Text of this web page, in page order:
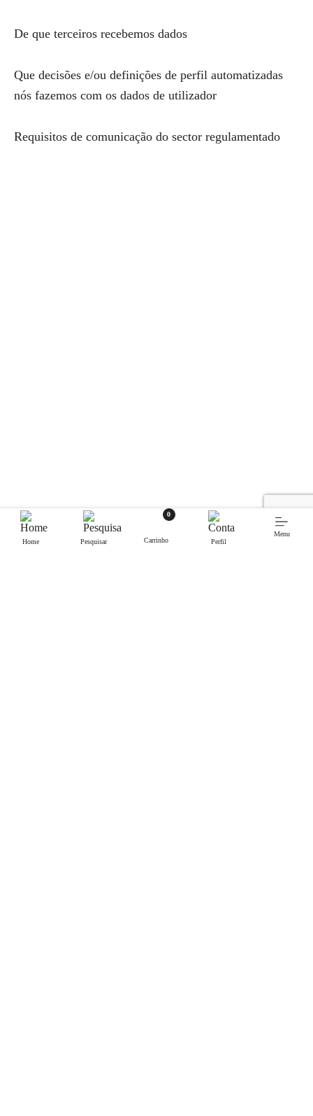
De que terceiros recebemos dados
Que decisões e/ou definições de perfil automatizadas
nós fazemos com os dados de utilizador
Requisitos de comunicação do sector regulamentado
Home Pesquisar
0
Carrinho Perfil
Menu